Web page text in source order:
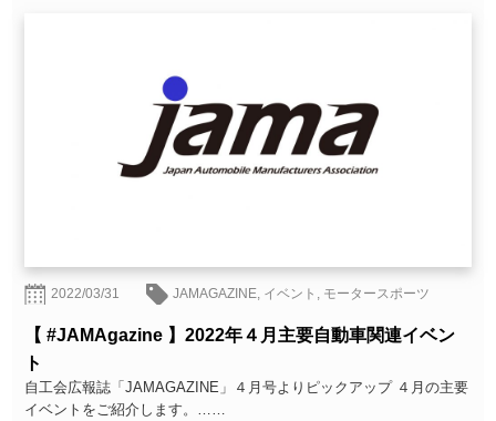
2022/03/31 JAMAGAZINE, イベント , モータースポーツ
【 #JAMAgazine 】2022年４月主要自動車関連イベン
ト
自工会広報誌「JAMAGAZINE」４月号よりピックアップ ４月の主要
イベントをご紹介します。……